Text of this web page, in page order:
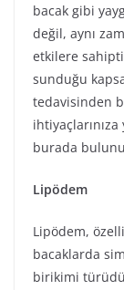
bacak gibi
değil, aynı
etkilere
sunduğu
tedavisinden
burada
Lipödem
Lipödem,
bacaklarda
birikimi